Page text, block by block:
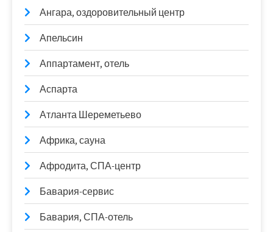
Ангара, оздоровительный центр
Апельсин
Аппартамент, отель
Аспарта
Атланта Шереметьево
Африка, сауна
Афродита, СПА-центр
Бавария-сервис
Бавария, СПА-отель